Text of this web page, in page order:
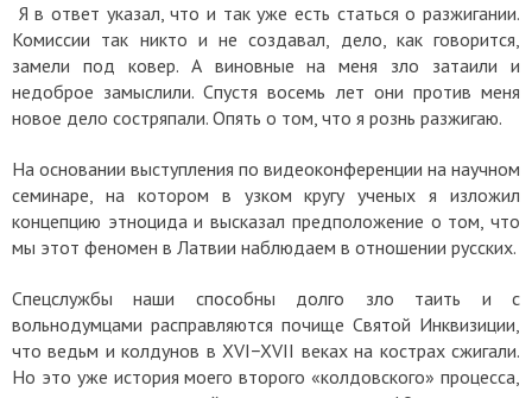
Я в ответ указал, что и так уже есть статься о разжигании.
Комиссии так никто и не создавал, дело, как говорится,
замели под ковер. А виновные на меня зло затаили и
недоброе замыслили. Спустя восемь лет они против меня
новое дело состряпали. Опять о том, что я рознь разжигаю.
На основании выступления по видеоконференции на научном
семинаре, на котором в узком кругу ученых я изложил
концепцию этноцида и высказал предположение о том, что
мы этот феномен в Латвии наблюдаем в отношении русских.
Спецслужбы наши способны долго зло таить и с
вольнодумцами расправляются почище Святой Инквизиции,
что ведьм и колдунов в XVI−XVII веках на кострах сжигали.
Но это уже история моего второго «колдовского» процесса,